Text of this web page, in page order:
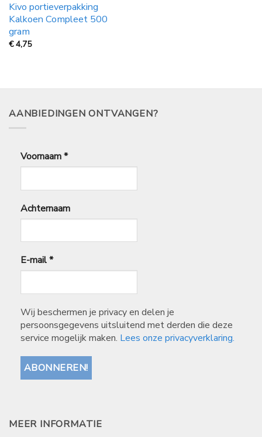
Kivo portieverpakking
Kalkoen Compleet 500
gram
€4,75
AANBIEDINGEN ONTVANGEN?
Voornaam*
Achternaam
E-mail*
Wij beschermen je privacy en delen je
persoonsgegevens uitsluitend met derden die deze
service mogelijk maken. Lees onze privacyverklaring.
MEER INFORMATIE